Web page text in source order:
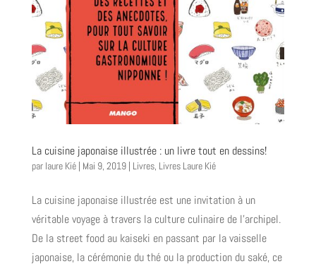
La cuisine japonaise illustrée : un livre tout en dessins!
par laure Kié| Mai 9, 2019| Livres, Livres Laure Kié
La cuisine japonaise illustrée est une invitation à un
véritable voyage à travers la culture culinaire de l’archipel.
De la street food au kaiseki en passant par la vaisselle
japonaise, la cérémonie du thé ou la production du saké, ce